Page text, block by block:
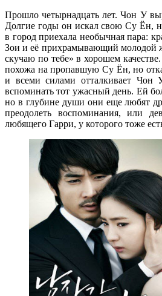
Прошло четырнадцать лет. Чон У
Долгие годы он искал свою Су Ён,
в город приехала необычная пара:
Зои и её прихрамывающий молодой
скучаю по тебе» в хорошем
похожа на пропавшую Су Ён, но
и всеми силами отталкивает Чон
вспоминать тот ужасный день. Ей
но в глубине души они еще любят
преодолеть воспоминания, или
любящего Гарри, у которого тоже